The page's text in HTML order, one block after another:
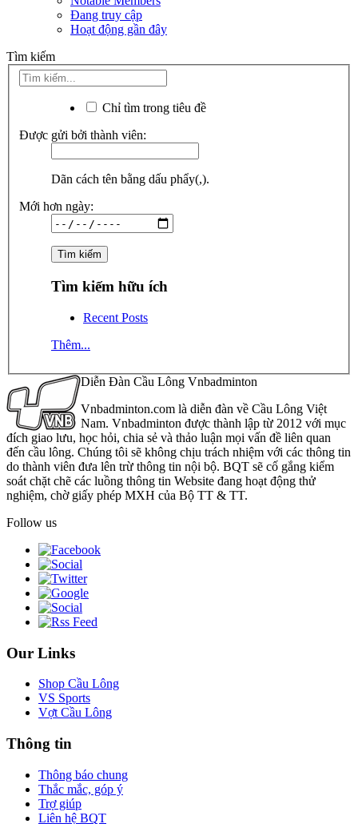
Đang truy cập
Hoạt động gần đây
Tìm kiếm
Chỉ tìm trong tiêu đề
Được gửi bởi thành viên:
Dãn cách tên bằng dấu phẩy(,).
Mới hơn ngày:
Tìm kiếm hữu ích
Recent Posts
Thêm...
Diễn Đàn Cầu Lông Vnbadminton
Vnbadminton.com là diễn đàn về Cầu Lông Việt
Nam. Vnbadminton được thành lập từ 2012 với mục
đích giao lưu, học hỏi, chia sẻ và thảo luận mọi vấn đề liên quan
đến cầu lông. Chúng tôi sẽ không chịu trách nhiệm với các thông tin
do thành viên đưa lên trừ thông tin nội bộ. BQT sẽ cố gắng kiểm
soát chặt chẽ các luồng thông tin Website đang hoạt động thử
nghiệm, chờ giấy phép MXH của Bộ TT & TT.
Follow us
Our Links
Shop Cầu Lông
VS Sports
Vợt Cầu Lông
Thông tin
Thông báo chung
Thắc mắc, góp ý
Trợ giúp
Liên hệ BQT